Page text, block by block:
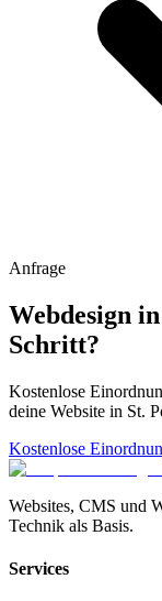
Anfrage
Webdesign
Schritt?
Kostenlose
deine Website in St.
Kostenlose
Websites, CMS und
Technik als Basis.
Services